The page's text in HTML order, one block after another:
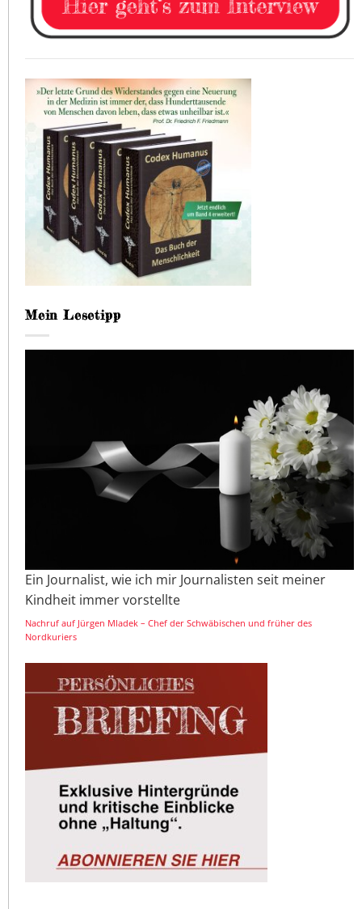
Mein Lesetipp
Ein Journalist, wie ich mir Journalisten seit meiner
Kindheit immer vorstellte
Nachruf auf Jürgen Mladek – Chef der Schwäbischen und früher des
Nordkuriers